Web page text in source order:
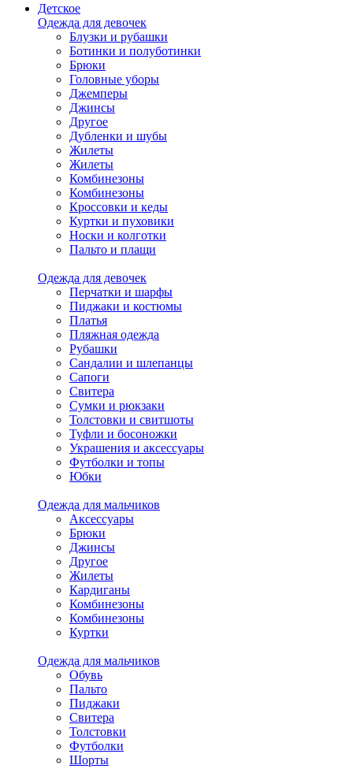
Детское
Одежда для девочек
Блузки и рубашки
Ботинки и полуботинки
Брюки
Головные уборы
Джемперы
Джинсы
Другое
Дубленки и шубы
Жилеты
Жилеты
Комбинезоны
Комбинезоны
Кроссовки и кеды
Куртки и пуховики
Носки и колготки
Пальто и плащи
Одежда для девочек
Перчатки и шарфы
Пиджаки и костюмы
Платья
Пляжная одежда
Рубашки
Сандалии и шлепанцы
Сапоги
Свитера
Сумки и рюкзаки
Толстовки и свитшоты
Туфли и босоножки
Украшения и аксессуары
Футболки и топы
Юбки
Одежда для мальчиков
Аксессуары
Брюки
Джинсы
Другое
Жилеты
Кардиганы
Комбинезоны
Комбинезоны
Куртки
Одежда для мальчиков
Обувь
Пальто
Пиджаки
Свитера
Толстовки
Футболки
Шорты